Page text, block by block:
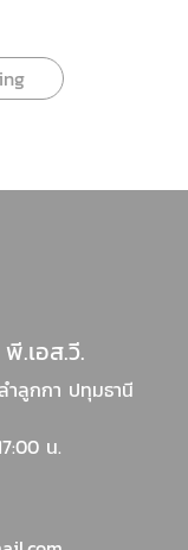
.เอส.วี.
ำลูกกา ปทุมธานี
น.